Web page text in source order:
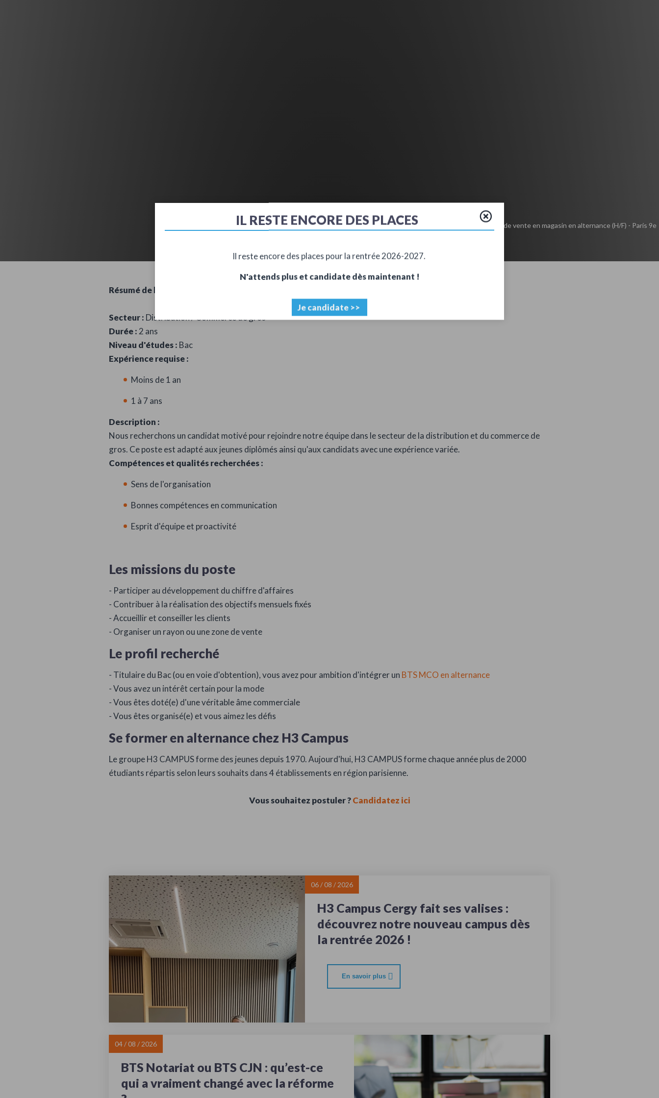
Accueil Alternance Offres d'alternance Conseiller(e) de vente en magasin en alternance (H/F) - Paris 9e
Résumé de l'offre d'emploi :
Secteur : Distribution / Commerce de gros
Durée : 2 ans
Niveau d'études : Bac
Expérience requise :
Moins de 1 an
1 à 7 ans
Description :
Nous recherchons un candidat motivé pour rejoindre notre équipe dans le secteur de la distribution et du commerce de
gros. Ce poste est adapté aux jeunes diplômés ainsi qu'aux candidats avec une expérience variée.
Compétences et qualités recherchées :
Sens de l'organisation
Bonnes compétences en communication
Esprit d'équipe et proactivité
Les missions du poste
- Participer au développement du chiffre d'affaires
- Contribuer à la réalisation des objectifs mensuels fixés
- Accueillir et conseiller les clients
- Organiser un rayon ou une zone de vente
Le profil recherché
- Titulaire du Bac (ou en voie d'obtention), vous avez pour ambition d'intégrer un BTS MCO en alternance
- Vous avez un intérêt certain pour la mode
- Vous êtes doté(e) d'une véritable âme commerciale
- Vous êtes organisé(e) et vous aimez les défis
Se former en alternance chez H3 Campus
Le groupe H3 CAMPUS forme des jeunes depuis 1970. Aujourd'hui, H3 CAMPUS forme chaque année plus de 2000
étudiants répartis selon leurs souhaits dans 4 établissements en région parisienne.
Vous souhaitez postuler ?Candidatez ici
06 / 08 / 2026
H3 Campus Cergy fait ses valises :
découvrez notre nouveau campus dès
la rentrée 2026 !
En savoir plus
04 / 08 / 2026
BTS Notariat ou BTS CJN : qu’est-ce
qui a vraiment changé avec la réforme
IL RESTE ENCORE DES PLACES
Il reste encore des places pour la rentrée 2026-2027.
N'attends plus et candidate dès maintenant !
Je candidate >>